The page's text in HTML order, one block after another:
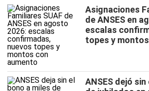
Asignaciones
de ANSES en
escalas
topes y
ANSES dejó